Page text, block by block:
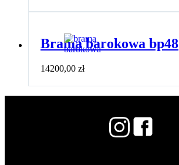
Brama barokowa bp48
14200,00 zł